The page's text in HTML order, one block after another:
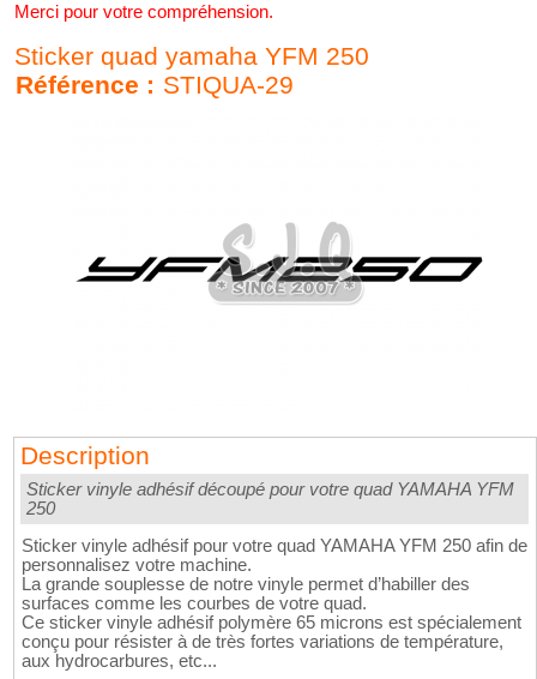
Merci pour votre compréhension.
Sticker quad yamaha YFM 250
Référence : STIQUA-29
Description
Sticker vinyle adhésif découpé pour votre quad YAMAHA YFM
250
Sticker vinyle adhésif pour votre quad YAMAHA YFM 250 afin de
personnalisez votre machine.
La grande souplesse de notre vinyle permet d’habiller des
surfaces comme les courbes de votre quad.
Ce sticker vinyle adhésif polymère 65 microns est spécialement
conçu pour résister à de très fortes variations de température,
aux hydrocarbures, etc...